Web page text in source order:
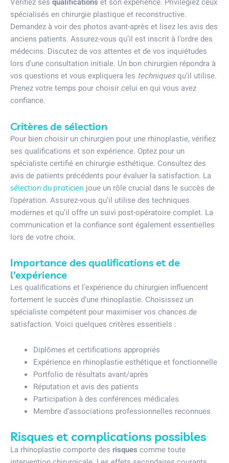
Vérifiez ses qualifications et son expérience. Privilégiez ceux
spécialisés en chirurgie plastique et reconstructive.
Demandez à voir des photos avant-après et lisez les avis des
anciens patients. Assurez-vous qu’il est inscrit à l’ordre des
médecins. Discutez de vos attentes et de vos inquiétudes
lors d’une consultation initiale. Un bon chirurgien répondra à
vos questions et vous expliquera les techniquesqu’il utilise.
Prenez votre temps pour choisir celui en qui vous avez
confiance.
Critères de sélection
Pour bien choisir un chirurgien pour une rhinoplastie, vérifiez
ses qualifications et son expérience. Optez pour un
spécialiste certifié en chirurgie esthétique. Consultez des
avis de patients précédents pour évaluer la satisfaction. La
sélection du praticien joue un rôle crucial dans le succès de
l’opération. Assurez-vous qu’il utilise des techniques
modernes et qu’il offre un suivi post-opératoire complet. La
communication et la confiance sont également essentielles
lors de votre choix.
Importance des qualifications et de
l’expérience
Les qualifications et l’expérience du chirurgien influencent
fortement le succès d’une rhinoplastie. Choisissez un
spécialiste compétent pour maximiser vos chances de
satisfaction. Voici quelques critères essentiels :
Diplômes et certifications appropriés
Expérience en rhinoplastie esthétique et fonctionnelle
Portfolio de résultats avant/après
Réputation et avis des patients
Participation à des conférences médicales
Membre d’associations professionnelles reconnues
Risques et complications possibles
La rhinoplastie comporte des risques comme toute